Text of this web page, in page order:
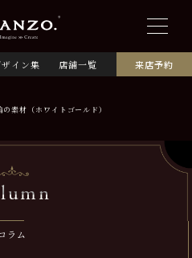
イン集 店舗一覧 来店予約
の素材（ホワイトゴールド）
コラム